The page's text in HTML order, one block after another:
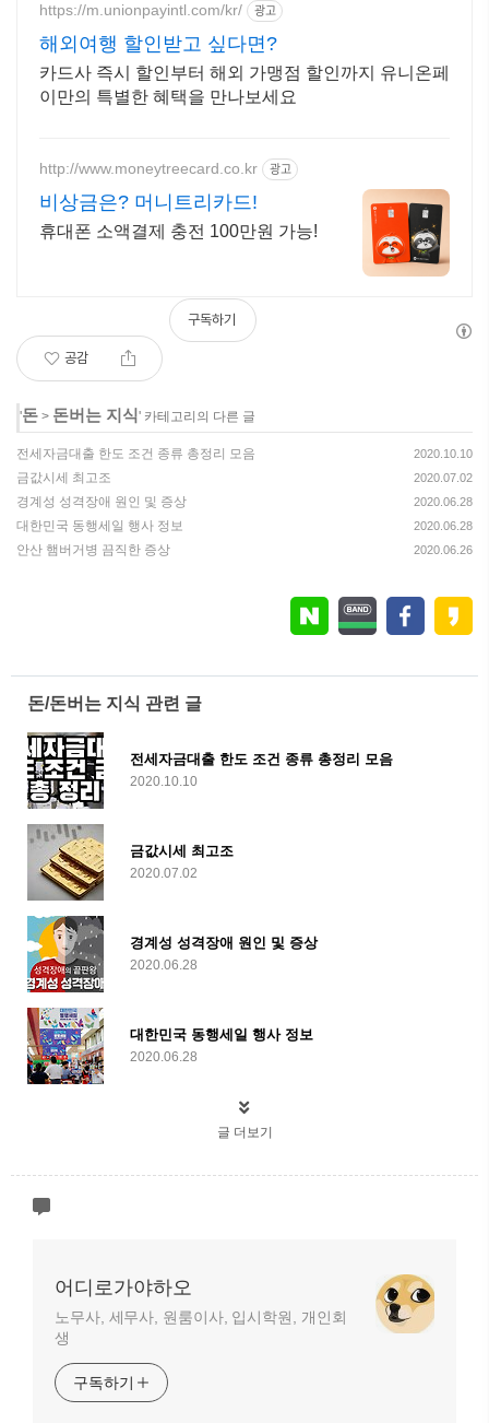
https://m.unionpayintl.com/kr/ 광고
해외여행 할인받고 싶다면?
카드사 즉시 할인부터 해외 가맹점 할인까지 유니온페
이만의 특별한 혜택을 만나보세요
http://www.moneytreecard.co.kr 광고
비상금은? 머니트리카드!
휴대폰 소액결제 충전 100만원 가능!
공감
구독하기
'돈 > 돈버는 지식' 카테고리의 다른 글
전세자금대출 한도 조건 종류 총정리 모음 2020.10.10
금값시세 최고조 2020.07.02
경계성 성격장애 원인 및 증상 2020.06.28
대한민국 동행세일 행사 정보 2020.06.28
안산 햄버거병 끔직한 증상 2020.06.26
돈/돈버는 지식 관련 글
전세자금대출 한도 조건 종류 총정리 모음
2020.10.10
금값시세 최고조
2020.07.02
경계성 성격장애 원인 및 증상
2020.06.28
대한민국 동행세일 행사 정보
2020.06.28
글 더보기
어디로가야하오
노무사, 세무사, 원룸이사, 입시학원, 개인회
생
구독하기